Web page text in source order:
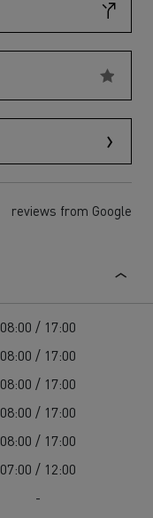
reviews from Google
08:00 / 17:00
08:00 / 17:00
08:00 / 17:00
08:00 / 17:00
08:00 / 17:00
07:00 / 12:00
-